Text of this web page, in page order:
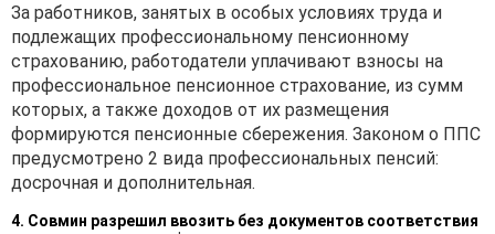
За работников, занятых в особых условиях труда и
подлежащих профессиональному пенсионному
страхованию, работодатели уплачивают взносы на
профессиональное пенсионное страхование, из сумм
которых, а также доходов от их размещения
формируются пенсионные сбережения. Законом о ППС
предусмотрено 2 вида профессиональных пенсий:
досрочная и дополнительная.
4. Совмин разрешил ввозить без документов соответствия